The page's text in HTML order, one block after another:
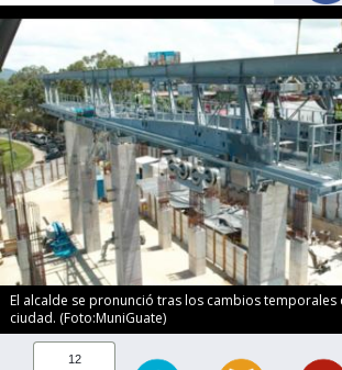
El alcalde se pronunció tras los cambios temporales
ciudad. (Foto:MuniGuate)
12